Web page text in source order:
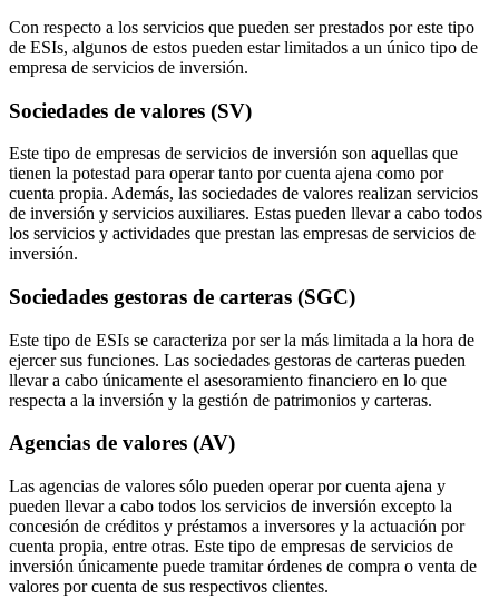
Con respecto a los servicios que pueden ser prestados por este tipo
de ESIs, algunos de estos pueden estar limitados a un único tipo de
empresa de servicios de inversión.
Sociedades de valores (SV)
Este tipo de empresas de servicios de inversión son aquellas que
tienen la potestad para operar tanto por cuenta ajena como por
cuenta propia. Además, las sociedades de valores realizan servicios
de inversión y servicios auxiliares. Estas pueden llevar a cabo todos
los servicios y actividades que prestan las empresas de servicios de
inversión.
Sociedades gestoras de carteras (SGC)
Este tipo de ESIs se caracteriza por ser la más limitada a la hora de
ejercer sus funciones. Las sociedades gestoras de carteras pueden
llevar a cabo únicamente el asesoramiento financiero en lo que
respecta a la inversión y la gestión de patrimonios y carteras.
Agencias de valores (AV)
Las agencias de valores sólo pueden operar por cuenta ajena y
pueden llevar a cabo todos los servicios de inversión excepto la
concesión de créditos y préstamos a inversores y la actuación por
cuenta propia, entre otras. Este tipo de empresas de servicios de
inversión únicamente puede tramitar órdenes de compra o venta de
valores por cuenta de sus respectivos clientes.